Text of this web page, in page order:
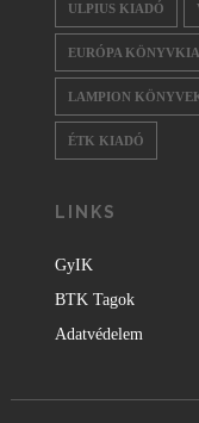
ULPIUS KIADÓ
EURÓPA
LAMPION
ÉTK KIADÓ
LINKS
GyIK
BTK Tagok
Adatvédelem